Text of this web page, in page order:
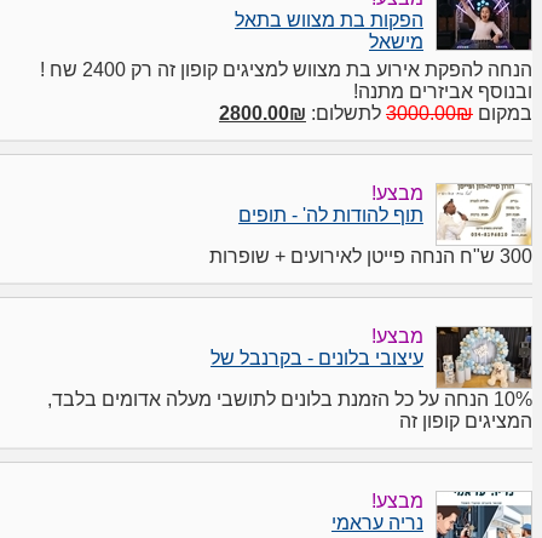
הפקות בת מצווש בתאל
מישאל
הנחה להפקת אירוע בת מצווש למציגים קופון זה רק 2400 שח !
ובנוסף אביזרים מתנה!
במקום 3000.00₪ לתשלום: 2800.00₪
מבצע!
תוף להודות לה' - תופים
300 ש"ח הנחה פייטן לאירועים + שופרות
מבצע!
עיצובי בלונים - בקרנבל של
10% הנחה על כל הזמנת בלונים לתושבי מעלה אדומים בלבד,
המציגים קופון זה
מבצע!
נריה עראמי